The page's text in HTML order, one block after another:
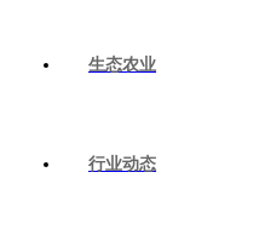
生态农业
行业动态